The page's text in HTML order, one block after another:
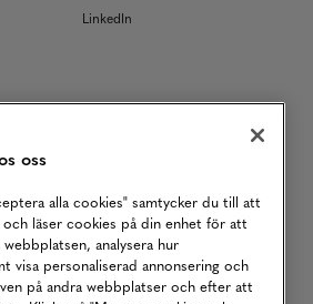
LinkedIn
oss
alla cookies" samtycker du till att
läser cookies på din enhet för att
analysera hur
visa personaliserad annonsering och
på andra webbplatser och efter att